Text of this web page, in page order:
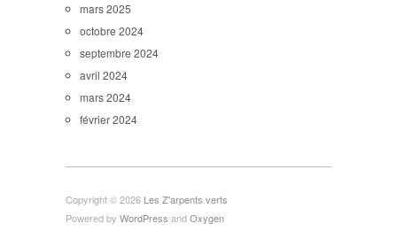
mars 2025
octobre 2024
septembre 2024
avril 2024
mars 2024
février 2024
Copyright © 2026 Les Z'arpents verts
Powered by WordPress andOxygen